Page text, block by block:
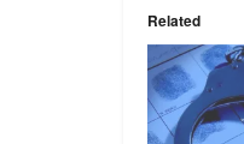
Related